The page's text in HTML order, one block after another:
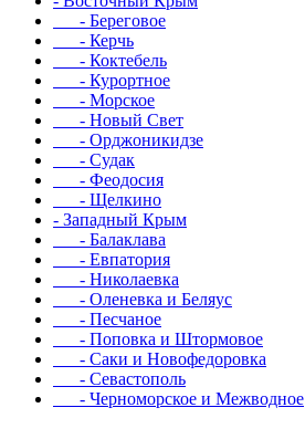
- Береговое
- Керчь
- Коктебель
- Курортное
- Морское
- Новый Свет
- Орджоникидзе
- Судак
- Феодосия
- Щелкино
- Западный Крым
- Балаклава
- Евпатория
- Николаевка
- Оленевка и Беляус
- Песчаное
- Поповка и Штормовое
- Саки и Новофедоровка
- Севастополь
- Черноморское и Межводное